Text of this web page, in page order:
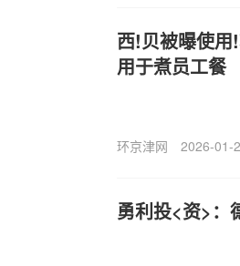
西!贝被曝使
用于煮员工餐
环京津网 2026-01-
勇利投<资>：